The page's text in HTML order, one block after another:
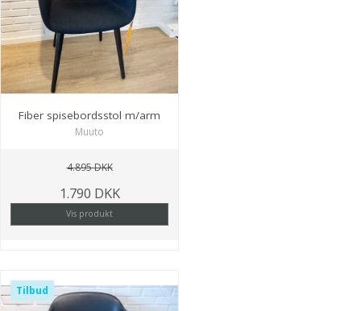
Fiber spisebordsstol m/arm
Muuto
4.895 DKK
1.790 DKK
Vis produkt
Tilbud